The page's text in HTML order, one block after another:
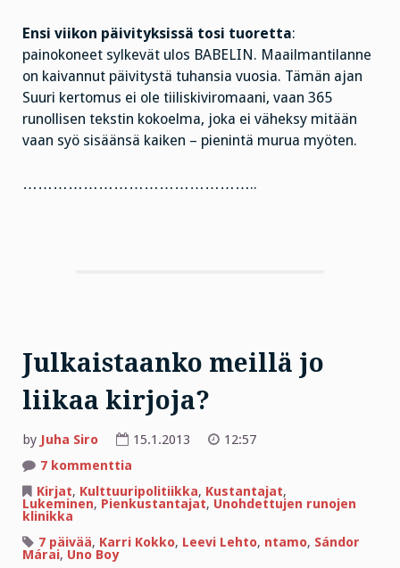
Ensi viikon päivityksissä tosi tuoretta:
painokoneet sylkevät ulos BABELIN. Maailmantilanne
on kaivannut päivitystä tuhansia vuosia. Tämän ajan
Suuri kertomus ei ole tiiliskiviromaani, vaan 365
runollisen tekstin kokoelma, joka ei väheksy mitään
vaan syö sisäänsä kaiken – pienintä murua myöten.
………………………………………..
Julkaistaanko meillä jo
liikaa kirjoja?
by Juha Siro 15.1.2013
12:57
7 kommenttia
meillä
jo
Kirjat, Kulttuuripolitiikka, Kustantajat,
Lukeminen, Pienkustantajat, Unohdettujen runojen
klinikka
7 päivää, Karri Kokko, Leevi Lehto, ntamo, Sándor
Márai, Uno Boy